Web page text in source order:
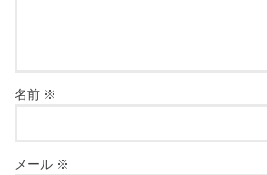
名前 ※
メール ※